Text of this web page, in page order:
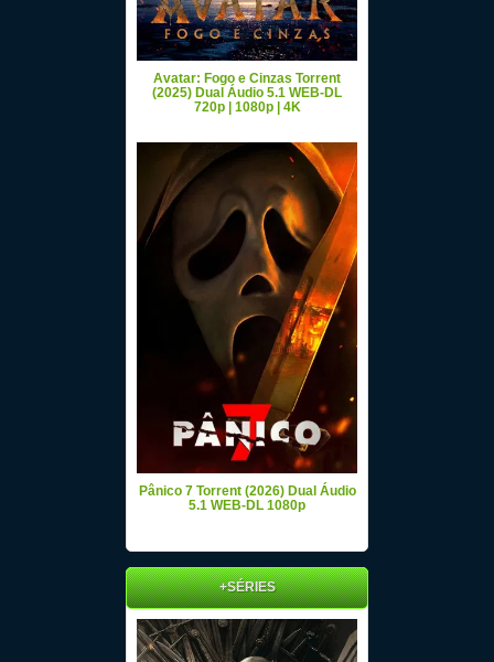
Avatar: Fogo e Cinzas Torrent
(2025) Dual Áudio 5.1 WEB-DL
720p | 1080p | 4K
Pânico 7 Torrent (2026) Dual Áudio
5.1 WEB-DL 1080p
+SÉRIES